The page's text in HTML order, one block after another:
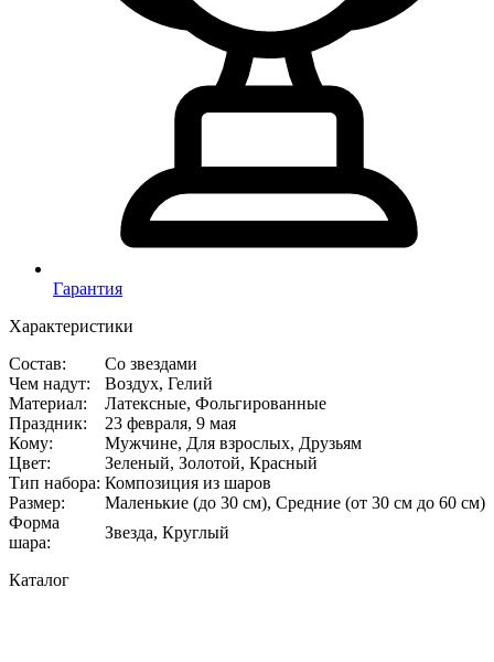
Гарантия
Характеристики
Состав:
Со звездами
Чем надут:
Воздух, Гелий
Материал:
Латексные, Фольгированные
Праздник:
23 февраля, 9 мая
Кому:
Мужчине, Для взрослых, Друзьям
Цвет:
Зеленый, Золотой, Красный
Тип набора: Композиция из шаров
Размер:
Маленькие (до 30 см), Средние (от 30 см до 60 см)
Форма
шара:
Звезда, Круглый
Каталог